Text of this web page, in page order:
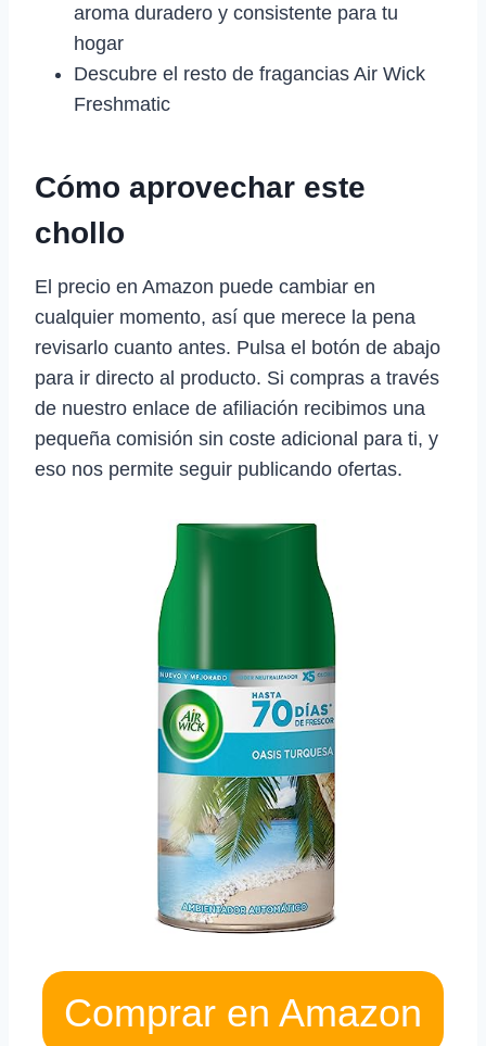
aroma duradero y consistente para tu
hogar
Descubre el resto de fragancias Air Wick
Freshmatic
Cómo aprovechar este
chollo
El precio en Amazon puede cambiar en
cualquier momento, así que merece la pena
revisarlo cuanto antes. Pulsa el botón de abajo
para ir directo al producto. Si compras a través
de nuestro enlace de afiliación recibimos una
pequeña comisión sin coste adicional para ti, y
eso nos permite seguir publicando ofertas.
Comprar en Amazon